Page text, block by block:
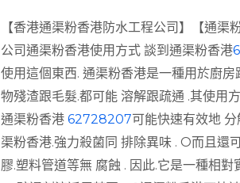
【香港通渠粉香港防水工程公司】【通
公司通渠粉香港使用方式 談到通渠粉香港
使用這個東西. 通渠粉香港是一種用於廚
物殘渣跟毛髮.都可能 溶解跟疏通 .其使用
通渠粉香港 62728207可能快速有效地
渠粉香港.強力殺菌同 排除異味 . O而且還
膠.塑料管道等無 腐蝕 . 因此.它是一種相對